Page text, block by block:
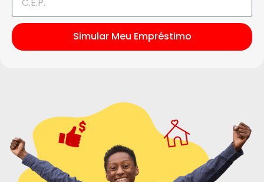
Simular Meu Empréstimo